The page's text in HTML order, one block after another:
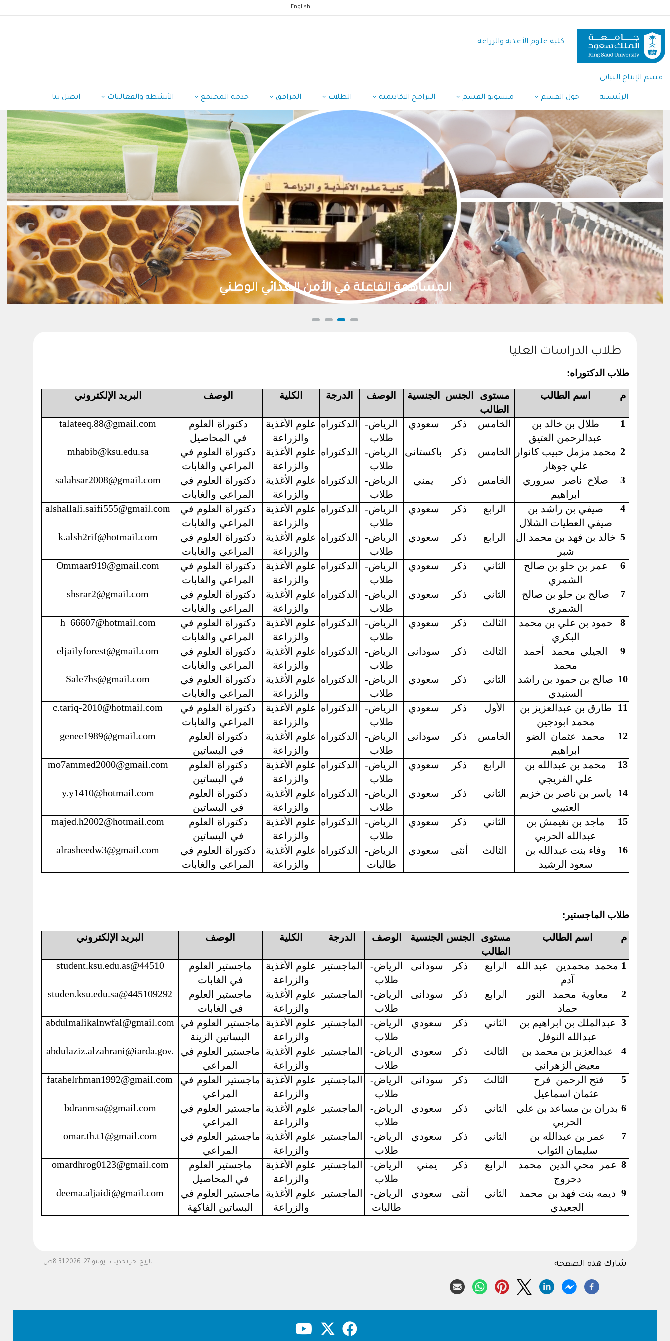
المحتوى
الرئيسي
English
كلية علوم الأغذية والزراعة
قسم الإنتاج النباتي
الرئيسية حول القسم منسوبو القسم البرامج الاكاديمية الطلاب المرافق خدمة المجتمع الأنشطة والفعاليات اتصل بنا
تنمية الموارد الطبيعية واستدامتها
طلاب الدراسات العليا
طلاب الدكتوراه:
البريد الإلكتروني الوصف الكلية الدرجة الوصف الجنسية الجنس
مستوى
الطالب
اسم الطالب م
talateeq.88@gmail.com
دكتوراة العلوم
في
المحاصيل
علوم الأغذية
والزراعة
الدكتوراه
الرياض-
طلاب
سعودي ذكر الخامس
طلال بن خالد بن
عبدالرحمن العتيق
1
mhabib@ksu.edu.sa
دكتوراة العلوم في
المراعي والغابات
علوم الأغذية
والزراعة
الدكتوراه
الرياض-
طلاب
باكستانى ذكر الخامس
محمد مزمل حبيب كانوار
علي جوهار
2
salahsar2008@gmail.com
دكتوراة العلوم في
المراعي والغابات
علوم الأغذية
والزراعة
الدكتوراه
الرياض-
طلاب
يمني ذكر الخامس صلاح ناصر
سروري
ابراهيم
3
alshallali.saifi555@gmail.com
دكتوراة العلوم في
المراعي والغابات
علوم الأغذية
والزراعة
الدكتوراه
الرياض-
طلاب
سعودي ذكر الرابع
صيفي بن راشد بن
صيفي العطيات الشلال
4
k.alsh2rif@hotmail.com
دكتوراة العلوم في
المراعي والغابات
علوم الأغذية
والزراعة
الدكتوراه
الرياض-
طلاب
سعودي ذكر الرابع
خالد بن فهد بن محمد ال
شبر
5
Ommaar919@gmail.com
دكتوراة العلوم في
المراعي والغابات
علوم الأغذية
والزراعة
الدكتوراه
الرياض-
طلاب
سعودي ذكر الثاني
عمر بن حلو بن صالح
الشمري
6
shsrar2@gmail.com
دكتوراة العلوم في
المراعي والغابات
علوم الأغذية
والزراعة
الدكتوراه
الرياض-
طلاب
سعودي ذكر الثاني
صالح بن حلو بن صالح
الشمري
7
h_66607@hotmail.com
دكتوراة العلوم في
المراعي والغابات
علوم الأغذية
والزراعة
الدكتوراه
الرياض-
طلاب
سعودي ذكر الثالث
حمود بن علي بن محمد
البكري
8
eljailyforest@gmail.com
دكتوراة العلوم في
المراعي والغابات
علوم الأغذية
والزراعة
الدكتوراه
الرياض-
طلاب
سودانى ذكر الثالث الجيلي محمد
أحمد
محمد
9
Sale7hs@gmail.com
دكتوراة العلوم في
المراعي والغابات
علوم الأغذية
والزراعة
الدكتوراه
الرياض-
طلاب
سعودي ذكر الثاني
صالح بن حمود بن راشد
السنيدي
10
c.tariq-2010@hotmail.com
دكتوراة العلوم في
المراعي والغابات
علوم الأغذية
والزراعة
الدكتوراه
الرياض-
طلاب
سعودي ذكر الأول
طارق بن عبدالعزيز بن
محمد ابودجين
11
genee1989@gmail.com
دكتوراة العلوم
في
البساتين
علوم الأغذية
والزراعة
الدكتوراه
الرياض-
طلاب
سودانى ذكر الخامس محمد عثمان
الضو
ابراهيم
12
mo7ammed2000@gmail.com
دكتوراة العلوم
في
البساتين
علوم الأغذية
والزراعة
الدكتوراه
الرياض-
طلاب
سعودي ذكر الرابع
محمد بن عبدالله بن
علي الفريجي
13
y.y1410@hotmail.com
دكتوراة العلوم
في
البساتين
علوم الأغذية
والزراعة
الدكتوراه
الرياض-
طلاب
سعودي ذكر الثاني
ياسر بن ناصر بن خزيم
العتيبي
14
majed.h2002@hotmail.com
دكتوراة العلوم
في
البساتين
علوم الأغذية
والزراعة
الدكتوراه
الرياض-
طلاب
سعودي ذكر الثاني
ماجد بن نغيمش بن
عبدالله الحربي
15
alrasheedw3@gmail.com
دكتوراة العلوم في
المراعي والغابات
علوم الأغذية
والزراعة
الدكتوراه
الرياض-
طالبات
سعودي أنثى الثالث
وفاء بنت عبدالله بن
سعود الرشيد
16
طلاب الماجستير:
البريد الإلكتروني الوصف الكلية الدرجة الوصف الجنسية الجنس
مستوى
الطالب
اسم الطالب م
student.ksu.edu.as@44510
ماجستير العلوم
في الغابات
علوم الأغذية
والزراعة
الماجستير
الرياض-
طلاب
سودانى ذكر الرابع محمد محمدين
عبد الله
آدم
1
studen.ksu.edu.sa@445109292
ماجستير العلوم
في الغابات
علوم الأغذية
والزراعة
الماجستير
الرياض-
طلاب
سودانى ذكر الرابع معاوية محمد
النور
حماد
2
abdulmalikalnwfal@gmail.com
ماجستير العلوم في
البساتين الزينة
علوم الأغذية
والزراعة
الماجستير
الرياض-
طلاب
سعودي ذكر الثاني
عبدالملك بن ابراهيم بن
عبدالله النوفل
3
abdulaziz.alzahrani@iarda.gov.
ماجستير العلوم في
المراعي
علوم الأغذية
والزراعة
الماجستير
الرياض-
طلاب
سعودي ذكر الثالث
عبدالعزيز بن محمد بن
معيض الزهراني
4
fatahelrhman1992@gmail.com
ماجستير العلوم في
المراعي
علوم الأغذية
والزراعة
الماجستير
الرياض-
طلاب
سودانى ذكر الثالث فتح الرحمن فرح
عثمان اسماعيل
5
bdranmsa@gmail.com
ماجستير العلوم في
المراعي
علوم الأغذية
والزراعة
الماجستير
الرياض-
طلاب
سعودي ذكر الثاني
بدران بن مساعد بن علي
الحربي
6
omar.th.t1@gmail.com
ماجستير العلوم في
المراعي
علوم الأغذية
والزراعة
الماجستير
الرياض-
طلاب
سعودي ذكر الثاني
عمر بن عبدالله بن
سليمان الثواب
7
omardhrog0123@gmail.com
ماجستير العلوم
في المحاصيل
علوم الأغذية
والزراعة
الماجستير
الرياض-
طلاب
يمني ذكر الرابع عمر محي الدين
محمد
دحروج
8
deema.aljaidi@gmail.com
ماجستير العلوم في
البساتين الفاكهة
علوم الأغذية
والزراعة
الماجستير
الرياض-
طالبات
سعودي أنثى الثاني ديمه بنت فهد بن محمد
الجعيدي
9
تاريخ آخر تحديث : يوليو 27, 2026 8:31ص شارك هذه الصفحة